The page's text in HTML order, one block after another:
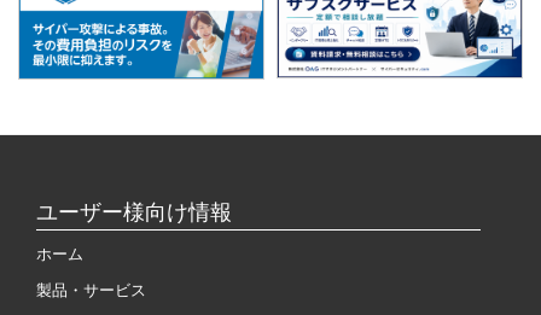
ユーザー様向け情報
ホーム
製品・サービス